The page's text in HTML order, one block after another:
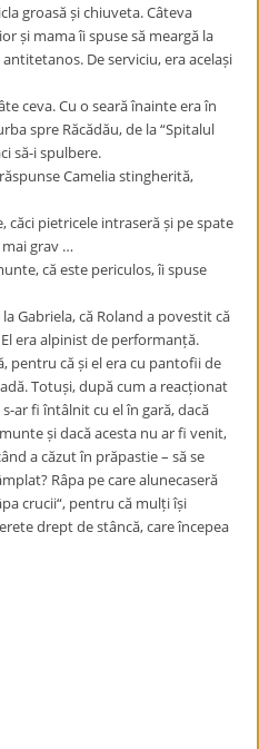
groasă și chiuveta. Câteva
și mama îi spuse să meargă la
De serviciu, era același
ceva. Cu o seară înainte era în
spre Răcădău, de la “Spitalul
să-i spulbere.
Camelia stingherită,
căci pietricele intraseră și pe spate
grav …
că este periculos, îi spuse
Gabriela, că Roland a povestit că
era alpinist de performanță.
pentru că și el era cu pantofii de
Totuși, după cum a reacționat
ar fi întâlnit cu el în gară, dacă
și dacă acesta nu ar fi venit,
a căzut în prăpastie – să se
Râpa pe care alunecaseră
crucii“, pentru că mulți își
drept de stâncă, care începea